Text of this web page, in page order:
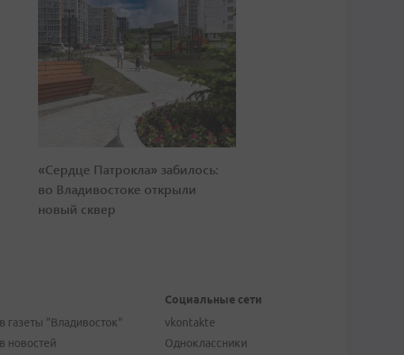
«Сердце Патрокла» забилось:
во Владивостоке открыли
новый сквер
газеты "Владивосток"
новостей
Социальные сети
vkontakte
Одноклассники